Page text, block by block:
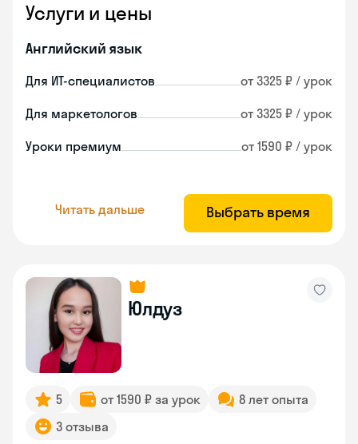
Услуги и цены
Английский язык
Для ИТ-специалистов от 3325 ₽ / урок
Для маркетологов от 3325 ₽ / урок
Уроки премиум от 1590 ₽ / урок
Читать дальше Выбрать время
Юлдуз
5 от 1590 ₽ за урок
8 лет опыта
3 отзыва